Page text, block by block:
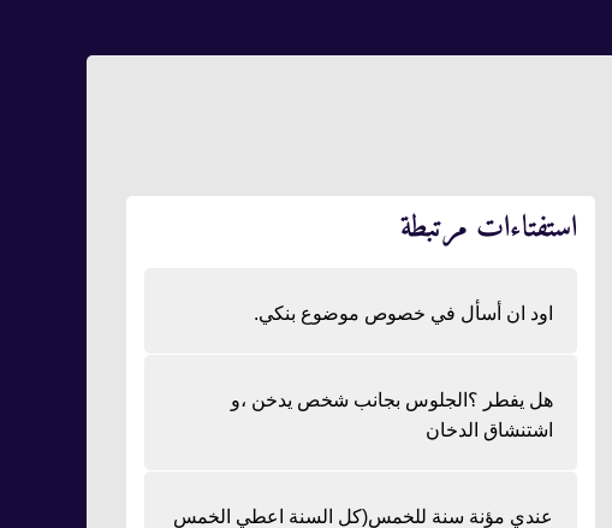
استفتاءات مرتبطة
اود ان أسأل في خصوص موضوع بنكي.
هل يفطر ؟الجلوس بجانب شخص يدخن ،و
اشتنشاق الدخان
عندي مؤنة سنة للخمس(كل السنة اعطي الخمس